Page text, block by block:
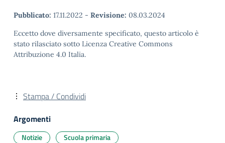
Pubblicato: 17.11.2022 - Revisione: 08.03.2024
Eccetto dove diversamente specificato, questo articolo è
stato rilasciato sotto Licenza Creative Commons
Attribuzione 4.0 Italia.
Stampa / Condividi
Argomenti
Notizie Scuola primaria